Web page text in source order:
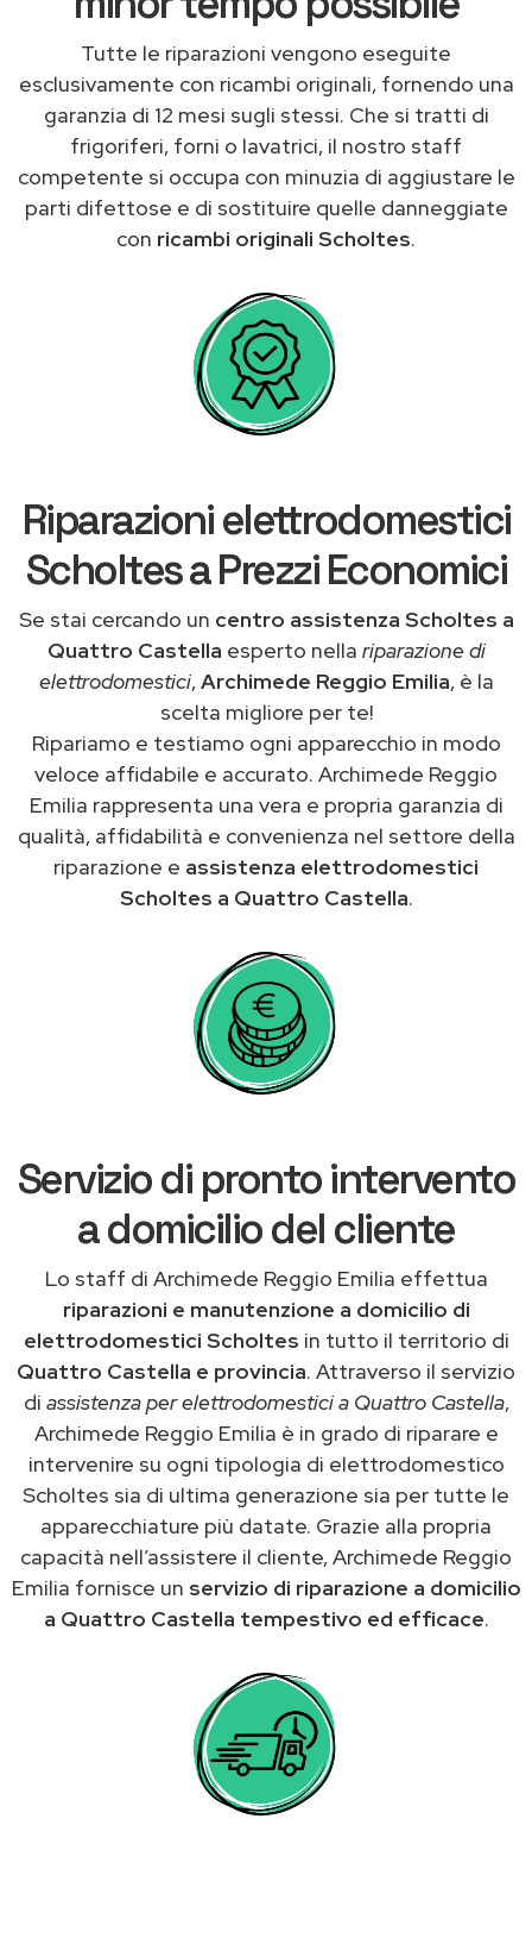
Tutte le riparazioni vengono eseguite
esclusivamente con ricambi originali, fornendo una
garanzia di 12 mesi sugli stessi. Che si tratti di
frigoriferi, forni o lavatrici, il nostro staff
competente si occupa con minuzia di aggiustare le
parti difettose e di sostituire quelle danneggiate
con ricambi originali Scholtes.
Riparazioni elettrodomestici
Scholtes a Prezzi Economici
Se stai cercando un centro assistenza Scholtes a
Quattro Castella esperto nella riparazione di
elettrodomestici,Archimede Reggio Emilia, è la
scelta migliore per te!
Ripariamo e testiamo ogni apparecchio in modo
veloce affidabile e accurato. Archimede Reggio
Emilia rappresenta una vera e propria garanzia di
qualità, affidabilità e convenienza nel settore della
riparazione e assistenza elettrodomestici
Scholtes a Quattro Castella.
Servizio di pronto intervento
a domicilio del cliente
Lo staff di Archimede Reggio Emilia effettua
riparazioni e manutenzione a domicilio di
elettrodomestici Scholtes in tutto il territorio di
Quattro Castella e provincia. Attraverso il servizio
di assistenza per elettrodomestici a Quattro Castella,
Archimede Reggio Emilia è in grado di riparare e
intervenire su ogni tipologia di elettrodomestico
Scholtes sia di ultima generazione sia per tutte le
apparecchiature più datate. Grazie alla propria
capacità nell’assistere il cliente, Archimede Reggio
Emilia fornisce un servizio di riparazione a domicilio
a Quattro Castella tempestivo ed efficace.